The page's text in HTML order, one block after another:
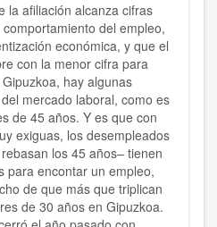
la afiliación alcanza cifras
del empleo,
económica, y que el
con la menor cifra para
hay algunas
mercado laboral, como es
de 45 años. Y es que con
exiguas, los desempleados
los 45 años– tienen
para encontar un empleo,
de que más que triplican
de 30 años en Gipuzkoa.